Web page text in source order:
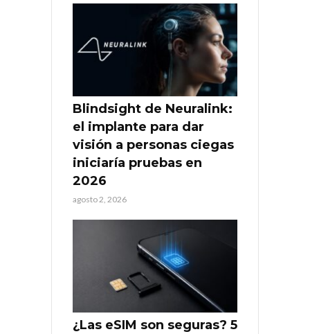
Blindsight de Neuralink:
el implante para dar
visión a personas ciegas
iniciaría pruebas en
2026
agosto 2, 2026
¿Las eSIM son seguras? 5